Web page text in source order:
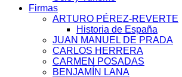
Firmas
ARTURO PÉREZ-REVERTE
Historia de España
JUAN MANUEL DE PRADA
CARLOS HERRERA
CARMEN POSADAS
BENJAMÍN LANA